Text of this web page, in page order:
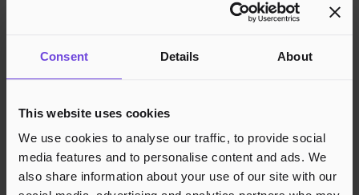
Consent Details About
This website uses cookies
We use cookies to analyse our traffic, to provide social
media features and to personalise content and ads. We
also share information about your use of our site with our